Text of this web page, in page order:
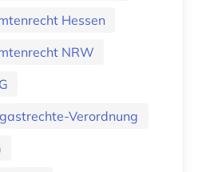
Hessen
NRW
Verordnung